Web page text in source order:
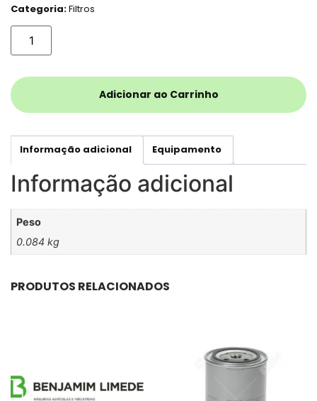
Categoria:Filtros
Adicionar ao Carrinho
Informação adicional Equipamento
Informação adicional
Peso
0.084 kg
PRODUTOS RELACIONADOS